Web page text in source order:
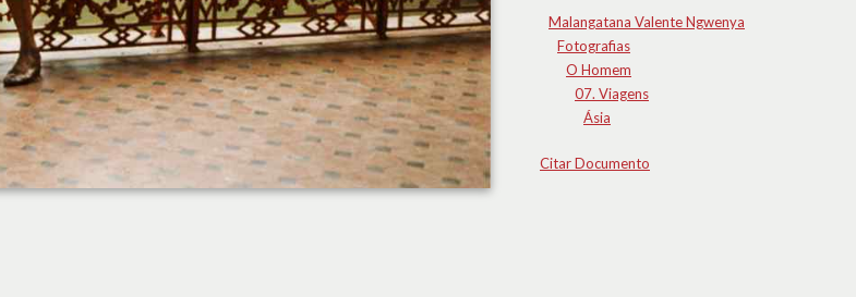
Malangatana Valente Ngwenya
Fotografias
O Homem
07. Viagens
Ásia
Citar Documento